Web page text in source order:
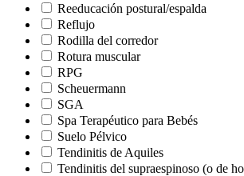
Reeducación postural/espalda
Reflujo
Rodilla del corredor
Rotura muscular
RPG
Scheuermann
SGA
Spa Terapéutico para Bebés
Suelo Pélvico
Tendinitis de Aquiles
Tendinitis del supraespinoso (o de